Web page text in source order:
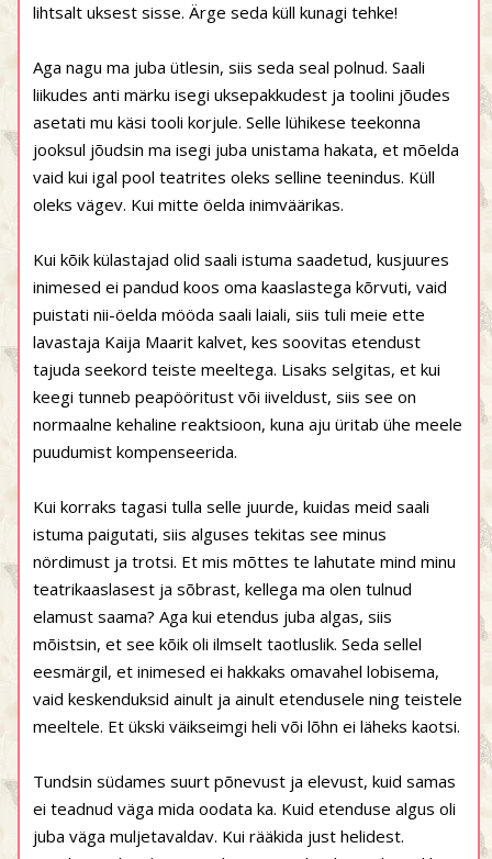
lihtsalt uksest sisse. Ärge seda küll kunagi tehke!
Aga nagu ma juba ütlesin, siis seda seal polnud. Saali
liikudes anti märku isegi uksepakkudest ja toolini jõudes
asetati mu käsi tooli korjule. Selle lühikese teekonna
jooksul jõudsin ma isegi juba unistama hakata, et mõelda
vaid kui igal pool teatrites oleks selline teenindus. Küll
oleks vägev. Kui mitte öelda inimväärikas.
Kui kõik külastajad olid saali istuma saadetud, kusjuures
inimesed ei pandud koos oma kaaslastega kõrvuti, vaid
puistati nii-öelda mööda saali laiali, siis tuli meie ette
lavastaja Kaija Maarit kalvet, kes soovitas etendust
tajuda seekord teiste meeltega. Lisaks selgitas, et kui
keegi tunneb peapööritust või iiveldust, siis see on
normaalne kehaline reaktsioon, kuna aju üritab ühe meele
puudumist kompenseerida.
Kui korraks tagasi tulla selle juurde, kuidas meid saali
istuma paigutati, siis alguses tekitas see minus
nördimust ja trotsi. Et mis mõttes te lahutate mind minu
teatrikaaslasest ja sõbrast, kellega ma olen tulnud
elamust saama? Aga kui etendus juba algas, siis
mõistsin, et see kõik oli ilmselt taotluslik. Seda sellel
eesmärgil, et inimesed ei hakkaks omavahel lobisema,
vaid keskenduksid ainult ja ainult etendusele ning teistele
meeltele. Et ükski väikseimgi heli või lõhn ei läheks kaotsi.
Tundsin südames suurt põnevust ja elevust, kuid samas
ei teadnud väga mida oodata ka. Kuid etenduse algus oli
juba väga muljetavaldav. Kui rääkida just helidest.